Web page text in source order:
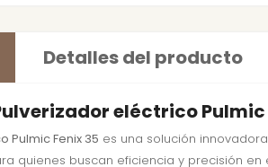
Detalles del producto
eléctrico
Pulmic Fenix 35 es una solución
quienes buscan eficiencia y precisión